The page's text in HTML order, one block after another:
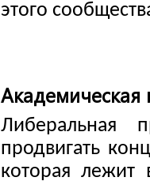
этого
Академическая
Либеральная
продвигать
которая лежит